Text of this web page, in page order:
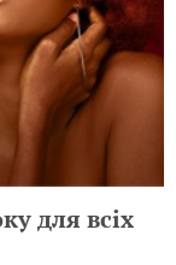
для всіх